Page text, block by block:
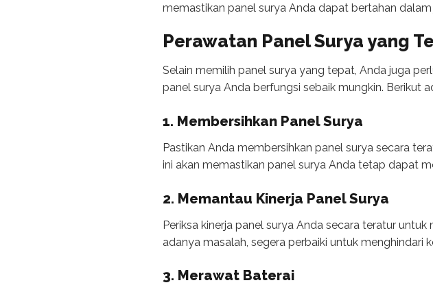
memastikan panel surya Anda dapat bertahan
Perawatan Panel Surya yang
Selain memilih panel surya yang tepat, Anda juga
panel surya Anda berfungsi sebaik mungkin. Berikut
1. Membersihkan Panel Surya
Pastikan Anda membersihkan panel surya secara
ini akan memastikan panel surya Anda tetap dapat
2. Memantau Kinerja Panel Surya
Periksa kinerja panel surya Anda secara teratur
adanya masalah, segera perbaiki untuk menghindari
3. Merawat Baterai